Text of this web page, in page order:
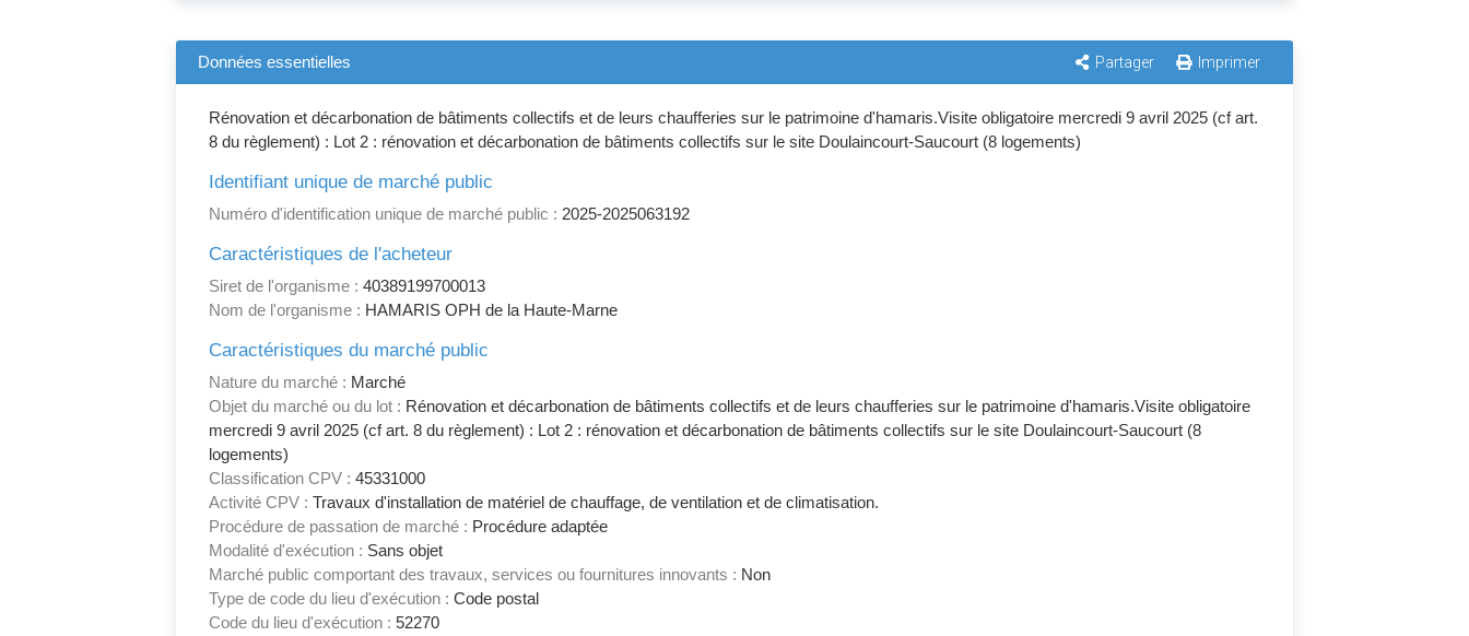
Données essentielles Partager Imprimer
Rénovation et décarbonation de bâtiments collectifs et de leurs chaufferies sur le patrimoine d'hamaris.Visite obligatoire mercredi 9 avril 2025 (cf art.
8 du règlement) : Lot 2 : rénovation et décarbonation de bâtiments collectifs sur le site Doulaincourt-Saucourt (8 logements)
Identifiant unique de marché public
Numéro d'identification unique de marché public : 2025-2025063192
Caractéristiques de l'acheteur
Siret de l'organisme : 40389199700013
Nom de l'organisme : HAMARIS OPH de la Haute-Marne
Caractéristiques du marché public
Nature du marché : Marché
Objet du marché ou du lot : Rénovation et décarbonation de bâtiments collectifs et de leurs chaufferies sur le patrimoine d'hamaris.Visite obligatoire
mercredi 9 avril 2025 (cf art. 8 du règlement) : Lot 2 : rénovation et décarbonation de bâtiments collectifs sur le site Doulaincourt-Saucourt (8
logements)
Classification CPV : 45331000
Activité CPV : Travaux d'installation de matériel de chauffage, de ventilation et de climatisation.
Procédure de passation de marché : Procédure adaptée
Modalité d'exécution : Sans objet
Marché public comportant des travaux, services ou fournitures innovants : Non
Type de code du lieu d'exécution : Code postal
Code du lieu d'exécution : 52270